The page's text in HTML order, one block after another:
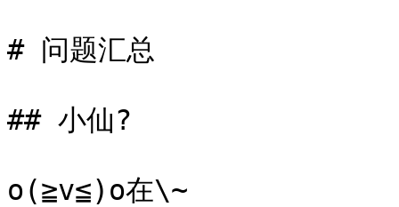
# 问题汇总
## 小仙?
o(≧v≦)o在\~